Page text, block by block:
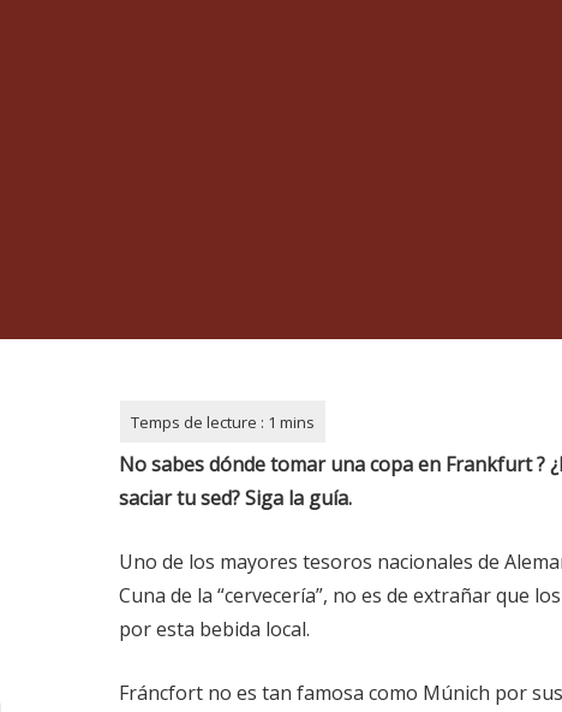
No sabes dónde tomar una copa en Frankfurt?
saciar tu sed? Siga la guía.
Uno de los mayores tesoros nacionales de
Cuna de la “cervecería”, no es de extrañar que
por esta bebida local.
Fráncfort no es tan famosa como Múnich por